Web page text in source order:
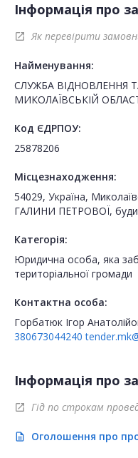
Інформація про
open_in_new Як перевірити
Найменування:
СЛУЖБА ВІДНОВЛЕННЯ
МИКОЛАЇВСЬКІЙ
Код ЄДРПОУ:
25878206
Місцезнаходження:
54029, Україна,
ГАЛИНИ ПЕТРОВОЇ,
Категорія:
Юридична особа, яка
територіальної громади
Контактна особа:
Горбатюк Ігор
380673044240
Інформація про
open_in_new Гід по строкам
description Оголошення про